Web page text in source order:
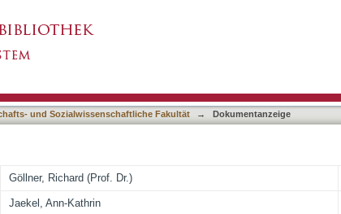
und Sozialwissenschaftliche Fakultät → Dokumentanzeige
Göllner, Richard (Prof. Dr.)
Jaekel, Ann-Kathrin